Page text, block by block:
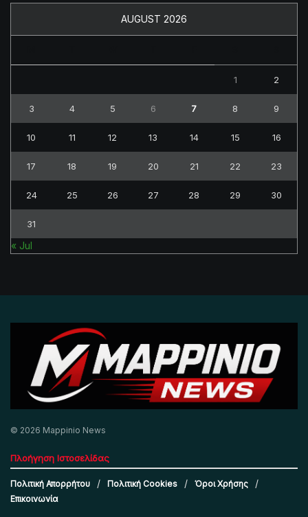
AUGUST 2026
1 2
3 4 5 6 7 8 9
10 11 12 13 14 15 16
17 18 19 20 21 22 23
24 25 26 27 28 29 30
31
« Jul
© 2026 Mappinio News
Πλοήγηση Ιστοσελίδας
Πολιτική Απορρήτου Πολιτική Cookies
Όροι Χρήσης
Επικοινωνία